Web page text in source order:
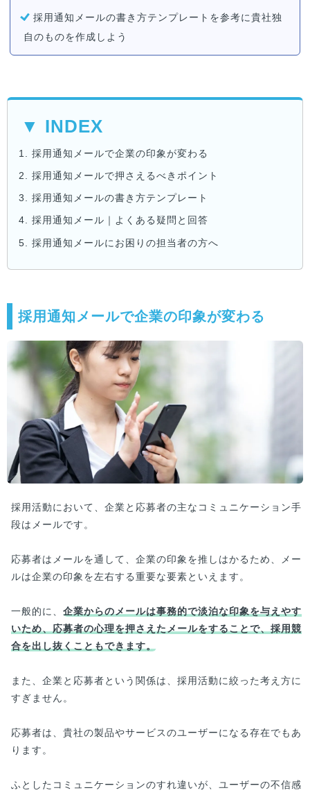
採用通知メールの書き方テンプレートを参考に貴社独
自のものを作成しよう
▼ INDEX
1. 採用通知メールで企業の印象が変わる
2. 採用通知メールで押さえるべきポイント
3. 採用通知メールの書き方テンプレート
4. 採用通知メール｜よくある疑問と回答
5. 採用通知メールにお困りの担当者の方へ
採用通知メールで企業の印象が変わる
採用活動において、企業と応募者の主なコミュニケーション手
段はメールです。
応募者はメールを通して、企業の印象を推しはかるため、メー
ルは企業の印象を左右する重要な要素といえます。
一般的に、 企業からのメールは事務的で淡泊な印象を与えやす
いため、応募者の心理を押さえたメールをすることで、採用競
合を出し抜くこともできます。
また、企業と応募者という関係は、採用活動に絞った考え方に
すぎません。
応募者は、貴社の製品やサービスのユーザーになる存在でもあ
ります。
ふとしたコミュニケーションのすれ違いが、ユーザーの不信感